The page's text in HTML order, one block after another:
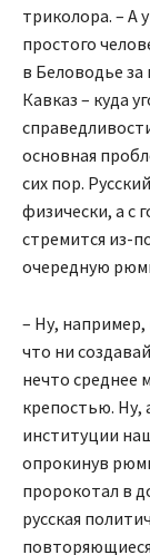
триколора. – А
простого
в Беловодье
Кавказ – куда
основная
сих пор.
физически, а с
стремится из-
очередную
– Ну,
что ни
нечто среднее
крепостью. Ну,
институции
опрокинув
пророкотал в
русская